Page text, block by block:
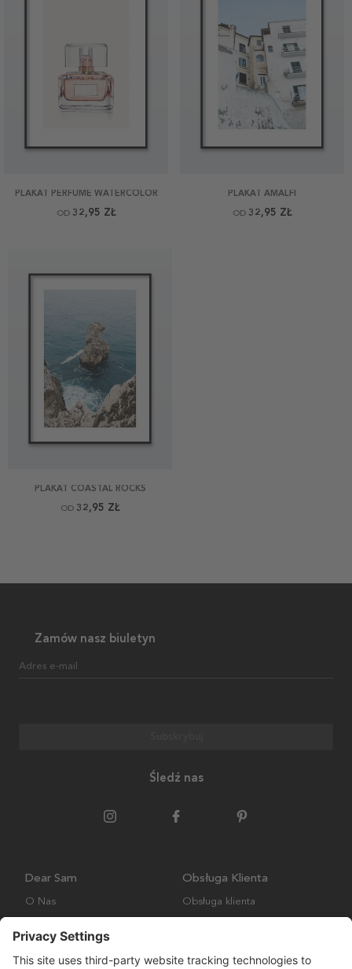
PLAKAT PERFUME WATERCOLOR
OD 32,95 ZŁ
PLAKAT AMALFI
OD 32,95 ZŁ
PLAKAT COASTAL ROCKS
OD 32,95 ZŁ
Zamów nasz biuletyn
Adres e-mail
Śledź nas
Dear Sam
O Nas
Obsługa Klienta
Obsługa klienta